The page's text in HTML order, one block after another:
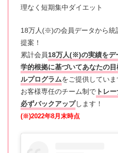
理なく短期集中ダイエット
18万人(※)の会員データから統
提案！
累計会員18万人(※)の実績をデ
学的根拠に基づいてあなたの
ルプログラムをご提供していま
お客様専任のチーム制で トレ
必ずバックアップします！
(※)2022年8月末時点